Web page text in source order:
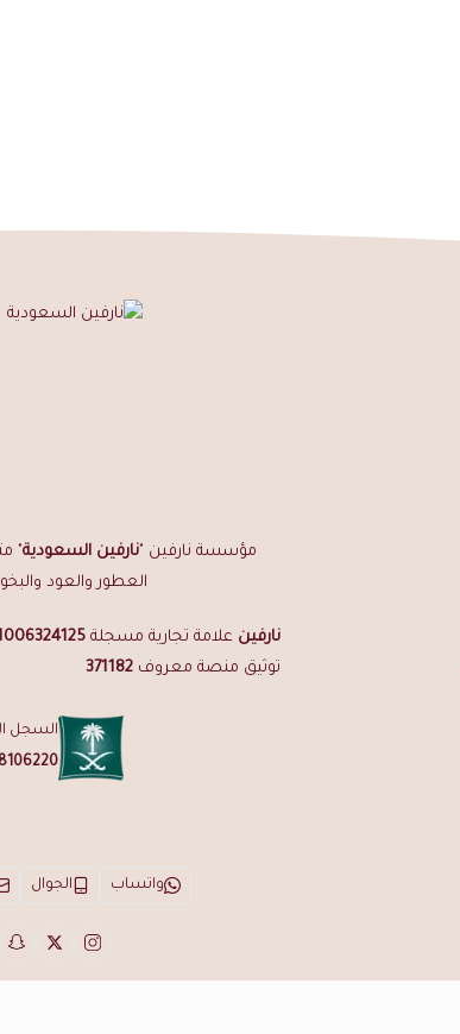
مؤسسة نارفين "نارفين السعودية"
العطور والعود
نارفين علامة تجارية مسجلة
توثيق منصة معروف 371182
السجل
واتساب الجوال